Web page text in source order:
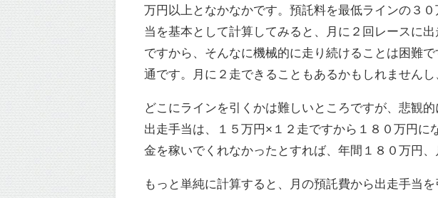
万円以上となかなかです。預託料を最低ラインの３
当を基本として計算してみると、月に２回レースに
ですから、そんなに機械的に走り続けることは困難
通です。月に２走できることもあるかもしれません
どこにラインを引くかは難しいところですが、悲観
出走手当は、１５万円×１２走ですから１８０万円
金を稼いでくれなかったとすれば、年間１８０万円
もっと単純に計算すると、月の預託費から出走手当